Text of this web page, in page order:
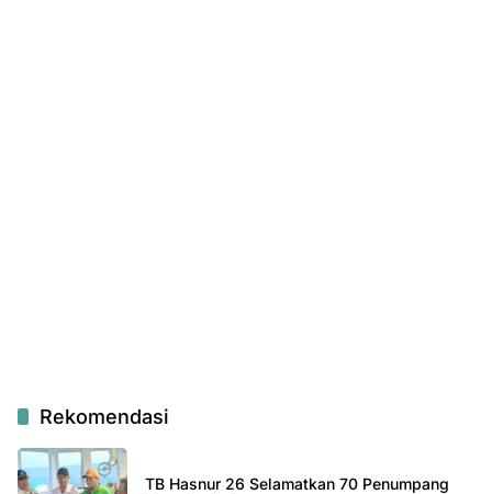
Rekomendasi
TB Hasnur 26 Selamatkan 70 Penumpang